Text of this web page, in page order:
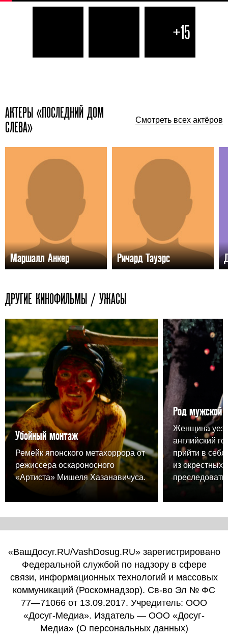
+15
АКТЕРЫ «ПОСЛЕДНИЙ ДОМ
СЛЕВА»
Смотреть всех актёров
Маршалл Анкер Ричард Тауэрс
ДРУГИЕ КИНОФИЛЬМЫ / УЖАСЫ
Убойный монтаж
Ремейк японского метахоррора от
режиссера оскароносного
«Артиста» Мишеля Хазанавичуса.
Род мужской
Женщина
английский
прийти в
из окрестных
преследовать.
«ВашДосуг.RU/VashDosug.RU» зарегистрировано
Федеральной службой по надзору в сфере
связи, информационных технологий и массовых
коммуникаций (Роскомнадзор). Св-во Эл № ФС
77—71066 от 13.09.2017. Учредитель: ООО
«Досуг-Медиа». Издатель — ООО «Досуг-
Медиа» (О персональных данных)